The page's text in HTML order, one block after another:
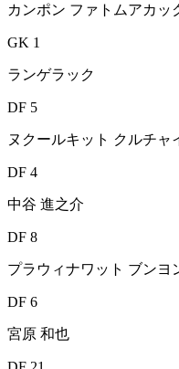
カンポン ファトムアカッ
GK 1
ランゲラック
DF 5
ヌクールキット クルチャ
DF 4
中谷 進之介
DF 8
プラウィナワット ブンヨ
DF 6
宮原 和也